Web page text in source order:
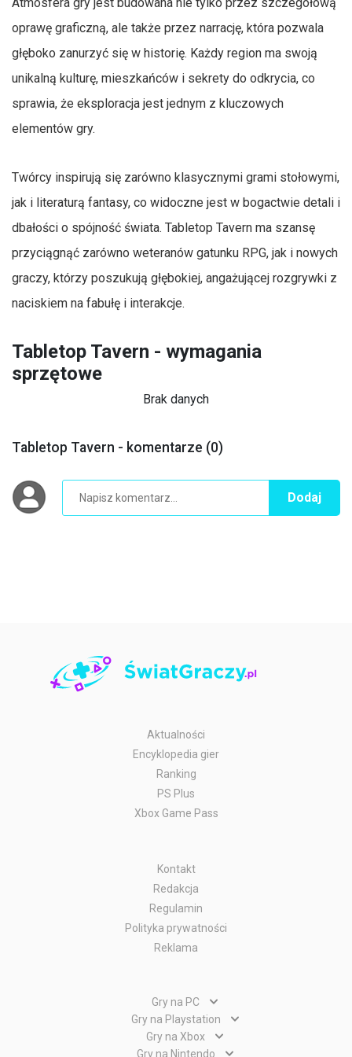
Atmosfera gry jest budowana nie tylko przez szczegółową
oprawę graficzną, ale także przez narrację, która pozwala
głęboko zanurzyć się w historię. Każdy region ma swoją
unikalną kulturę, mieszkańców i sekrety do odkrycia, co
sprawia, że eksploracja jest jednym z kluczowych
elementów gry.
Twórcy inspirują się zarówno klasycznymi grami stołowymi,
jak i literaturą fantasy, co widoczne jest w bogactwie detali i
dbałości o spójność świata. Tabletop Tavern ma szansę
przyciągnąć zarówno weteranów gatunku RPG, jak i nowych
graczy, którzy poszukują głębokiej, angażującej rozgrywki z
naciskiem na fabułę i interakcje.
Tabletop Tavern - wymagania
sprzętowe
Brak danych
Tabletop Tavern - komentarze (0)
Dodaj
Aktualności
Encyklopedia gier
Ranking
PS Plus
Xbox Game Pass
Kontakt
Redakcja
Regulamin
Polityka prywatności
Reklama
Gry na PC
Gry PC
Gry WWW
Gry na Playstation
Gry PlayStation 5
Gry na Xbox
Gry Xbox Series X
Gry na Nintendo